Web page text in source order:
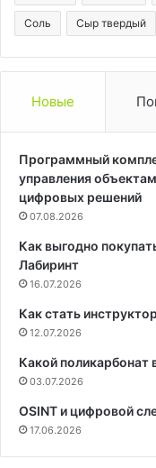
Соль Сыр твердый
Новые
Программный
управления
цифровых решений
07.08.2026
Как выгодно
Лабиринт
16.07.2026
Как стать
12.07.2026
Какой поликарбонат
03.07.2026
OSINT и цифровой
17.06.2026